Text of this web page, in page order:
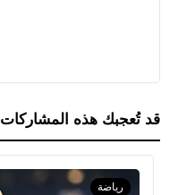
قد تُعجبك هذه المشاركات
رياضة